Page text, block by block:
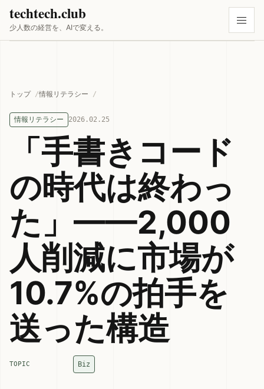
techtech.club
少人数の経営を、AIで変える。
トップ 情報リテラシー
情報リテラシー 2026.02.25
「手書きコード
の時代は終わっ
た」——2,000
人削減に市場が
10.7%の拍手を
送った構造
TOPIC Biz